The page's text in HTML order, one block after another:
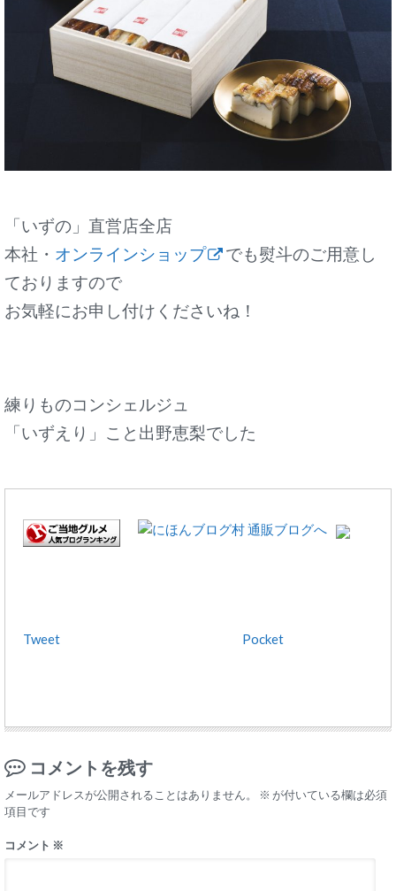
「いずの」直営店全店
本社・ オンラインショップ
でも熨斗のご用意し
ておりますので
お気軽にお申し付けくださいね！
練りものコンシェルジュ
「いずえり」こと出野恵梨でした
Tweet Pocket
コメントを残す
メールアドレスが公開されることはありません。 ※ が付いている欄は必須
項目です
コメント ※